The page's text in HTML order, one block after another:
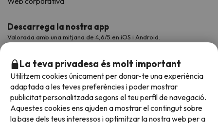
Descarrega la nostra app
Valorada amb una mitjana de 4,6/5 en iOS i Android.
La teva privadesa és molt important
Utilitzem cookies únicament per donar-te una experiència
adaptada a les teves preferències i poder mostrar
publicitat personalitzada segons el teu perfil de navegació.
Aquestes cookies ens ajuden a mostrar el contingut sobre
la base dels teus interessos i optimitzar la nostra web per a